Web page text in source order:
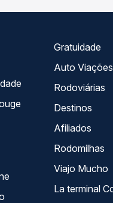
Gratuidade
Auto Viações
Rodoviárias
Destinos
Afiliados
Rodomilhas
Viajo Mucho